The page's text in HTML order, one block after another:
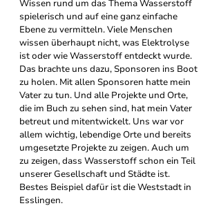
Wissen rund um das Thema Wasserstoff
spielerisch und auf eine ganz einfache
Ebene zu vermitteln. Viele Menschen
wissen überhaupt nicht, was Elektrolyse
ist oder wie Wasserstoff entdeckt wurde.
Das brachte uns dazu, Sponsoren ins Boot
zu holen. Mit allen Sponsoren hatte mein
Vater zu tun. Und alle Projekte und Orte,
die im Buch zu sehen sind, hat mein Vater
betreut und mitentwickelt. Uns war vor
allem wichtig, lebendige Orte und bereits
umgesetzte Projekte zu zeigen. Auch um
zu zeigen, dass Wasserstoff schon ein Teil
unserer Gesellschaft und Städte ist.
Bestes Beispiel dafür ist die Weststadt in
Esslingen.